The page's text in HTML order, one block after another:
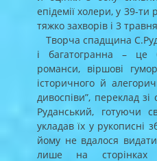
епідемії холери, у 39-ти
тяжко захворів і 3
Творча спадщина
і багатогранна – це
романси, віршові
історичного й
дивоспіви”, переклад
Руданський, готуючи
укладав їх у рукописні
йому не вдалося видати
лише на сторінках